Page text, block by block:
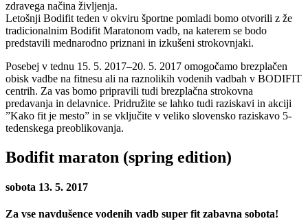
zdravega načina življenja.
Letošnji Bodifit teden v okviru športne pomladi bomo otvorili z že
tradicionalnim Bodifit Maratonom vadb, na katerem se bodo
predstavili mednarodno priznani in izkušeni strokovnjaki.
Posebej v tednu 15. 5. 2017–20. 5. 2017 omogočamo brezplačen
obisk vadbe na fitnesu ali na raznolikih vodenih vadbah v BODIFIT
centrih. Za vas bomo pripravili tudi brezplačna strokovna
predavanja in delavnice. Pridružite se lahko tudi raziskavi in akciji
”Kako fit je mesto” in se vključite v veliko slovensko raziskavo 5-
tedenskega preoblikovanja.
Bodifit maraton (spring edition)
sobota 13. 5. 2017
Za vse navdušence vodenih vadb super fit zabavna sobota!